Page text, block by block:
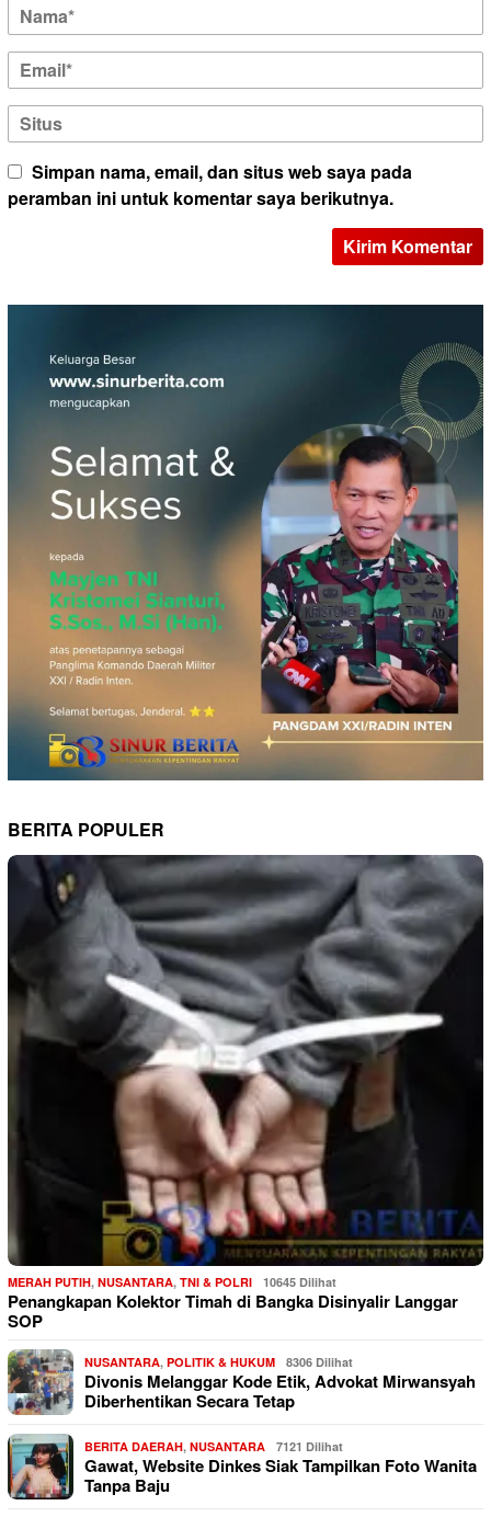
Simpan nama, email, dan situs web saya pada
peramban ini untuk komentar saya berikutnya.
BERITA POPULER
MERAH PUTIH, NUSANTARA, TNI & POLRI 10645 Dilihat
Penangkapan Kolektor Timah di Bangka Disinyalir Langgar
SOP
NUSANTARA, POLITIK & HUKUM 8306 Dilihat
Divonis Melanggar Kode Etik, Advokat Mirwansyah
Diberhentikan Secara Tetap
BERITA DAERAH, NUSANTARA 7121 Dilihat
Gawat, Website Dinkes Siak Tampilkan Foto Wanita
Tanpa Baju